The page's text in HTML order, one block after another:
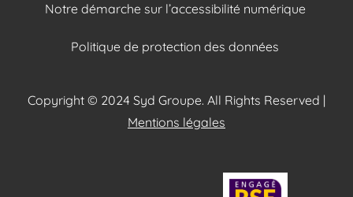
Notre démarche sur l’accessibilité numérique
Politique de protection des données
Copyright © 2024 Syd Groupe. All Rights Reserved |
Mentions légales